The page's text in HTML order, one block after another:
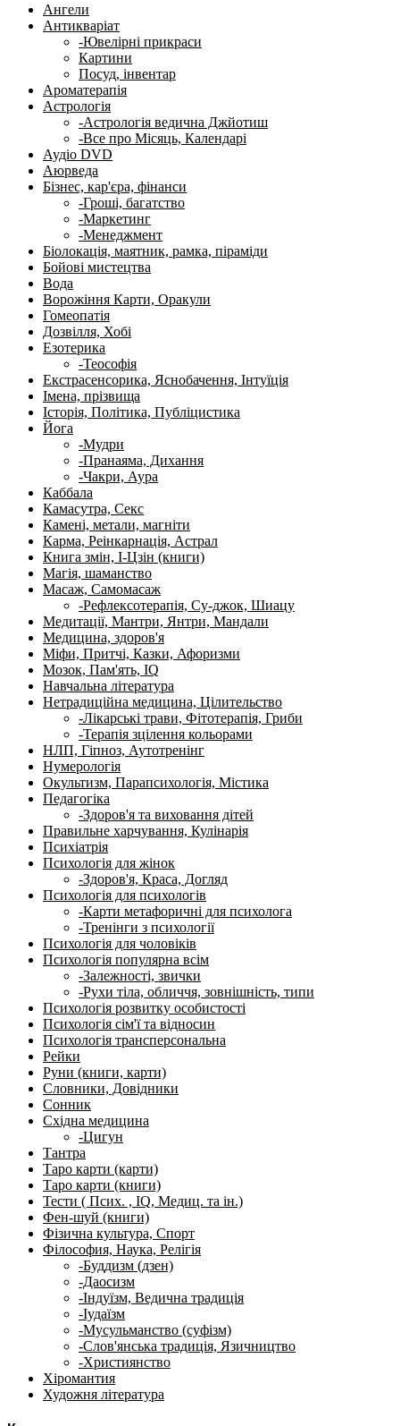
Ангели
Антикваріат
-Ювелірні прикраси
Картини
Посуд, інвентар
Ароматерапія
Астрологія
-Астрологія ведична Джйотиш
-Все про Місяць, Календарі
Аудіо DVD
Аюрведа
Бізнес, кар'єра, фінанси
-Гроші, багатство
-Маркетинг
-Менеджмент
Біолокація, маятник, рамка, піраміди
Бойові мистецтва
Вода
Ворожіння Карти, Оракули
Гомеопатія
Дозвілля, Хобі
Езотерика
-Теософія
Екстрасенсорика, Яснобачення, Інтуїція
Імена, прізвища
Історія, Політика, Публіцистика
Йога
-Мудри
-Пранаяма, Дихання
-Чакри, Аура
Каббала
Камасутра, Секс
Камені, метали, магніти
Карма, Реінкарнація, Астрал
Книга змін, І-Цзін (книги)
Магія, шаманство
Масаж, Самомасаж
-Рефлексотерапія, Су-джок, Шиацу
Медитації, Мантри, Янтри, Мандали
Медицина, здоров'я
Міфи, Притчі, Казки, Афоризми
Мозок, Пам'ять, IQ
Навчальна література
Нетрадиційна медицина, Цілительство
-Лікарські трави, Фітотерапія, Гриби
-Терапія зцілення кольорами
НЛП, Гіпноз, Аутотренінг
Нумерологія
Окультизм, Парапсихологія, Містика
Педагогіка
-Здоров'я та виховання дітей
Правильне харчування, Кулінарія
Психіатрія
Психологія для жінок
-Здоров'я, Краса, Догляд
Психологія для психологів
-Карти метафоричні для психолога
-Тренінги з психології
Психологія для чоловіків
Психологія популярна всім
-Залежності, звички
-Рухи тіла, обличчя, зовнішність, типи
Психологія розвитку особистості
Психологія сім'ї та відносин
Психологія трансперсональна
Рейки
Руни (книги, карти)
Словники, Довідники
Сонник
Східна медицина
-Цигун
Тантра
Таро карти (карти)
Таро карти (книги)
Тести ( Псих. , IQ, Медиц. та ін.)
Фен-шуй (книги)
Фізична культура, Спорт
Філософия, Наука, Релігія
-Буддизм (дзен)
-Даосизм
-Індуїзм, Ведична традиція
-Іудаїзм
-Мусульманство (суфізм)
-Слов'янська традиція, Язичництво
-Християнство
Хіромантия
Художня література